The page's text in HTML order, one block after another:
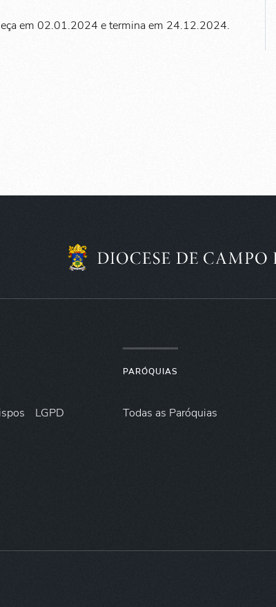
em 02.01.2024 e termina em 24.12.2024.
LGPD
PARÓQUIAS
Todas as Paróquias